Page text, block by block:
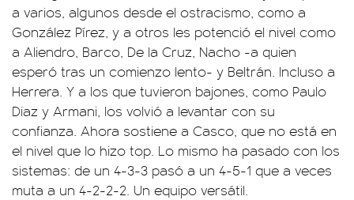
a varios, algunos desde el ostracismo, como a
González Pírez, y a otros les potenció el nivel como
a Aliendro, Barco, De la Cruz, Nacho -a quien
esperó tras un comienzo lento- y Beltrán. Incluso a
Herrera. Y a los que tuvieron bajones, como Paulo
Diaz y Armani, los volvió a levantar con su
confianza. Ahora sostiene a Casco, que no está en
el nivel que lo hizo top. Lo mismo ha pasado con los
sistemas: de un 4-3-3 pasó a un 4-5-1 que a veces
muta a un 4-2-2-2. Un equipo versátil.